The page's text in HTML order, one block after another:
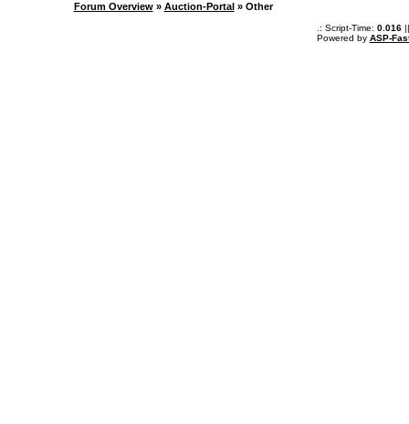
Forum Overview» Auction-Portal » Other
.: Script-Time: 0.016||
Powered by ASP-